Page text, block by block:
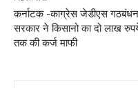
कर्नाटक -काग्रेस जेडीएस गठबंधन
सरकार ने किसानो का दो लाख
तक की कर्ज माफी